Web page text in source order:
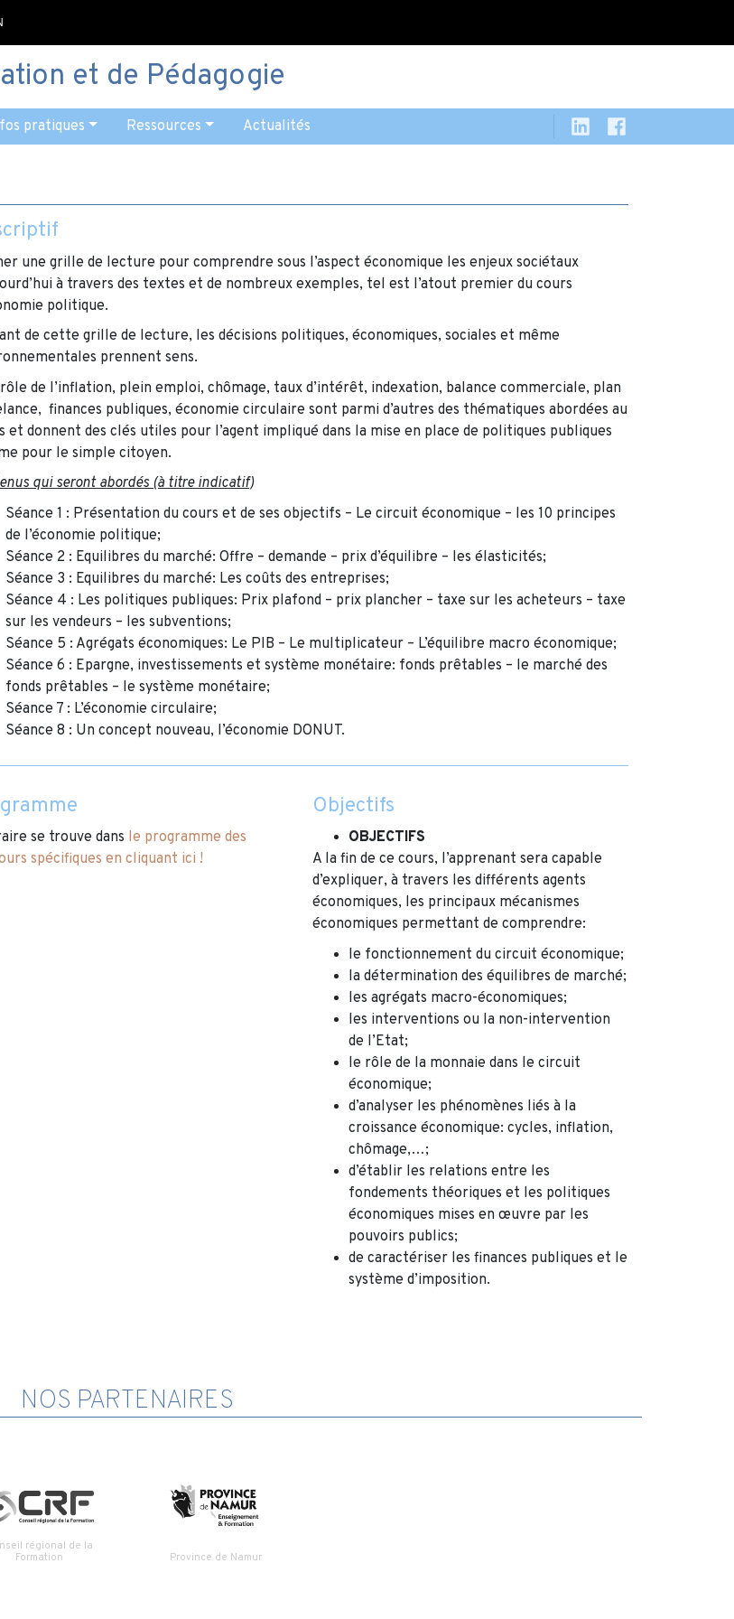
et de Pédagogie
pratiques Ressources Actualités
une grille de lecture pour comprendre sous l’aspect économique les enjeux sociétaux
à travers des textes et de nombreux exemples, tel est l’atout premier du cours
politique.
de cette grille de lecture, les décisions politiques, économiques, sociales et même
prennent sens.
de l’inflation, plein emploi, chômage, taux d’intérêt, indexation, balance commerciale, plan
finances publiques, économie circulaire sont parmi d’autres des thématiques abordées au
et donnent des clés utiles pour l’agent impliqué dans la mise en place de politiques publiques
pour le simple citoyen.
qui seront abordés (à titre indicatif)
Séance 1 : Présentation du cours et de ses objectifs – Le circuit économique – les 10 principes
de l’économie politique;
Séance 2 : Equilibres du marché: Offre – demande – prix d’équilibre – les élasticités;
Séance 3 : Equilibres du marché: Les coûts des entreprises;
Séance 4 : Les politiques publiques: Prix plafond – prix plancher – taxe sur les acheteurs – taxe
sur les vendeurs – les subventions;
Séance 5 : Agrégats économiques: Le PIB – Le multiplicateur – L’équilibre macro économique;
Séance 6 : Epargne, investissements et système monétaire: fonds prêtables – le marché des
fonds prêtables – le système monétaire;
Séance 7 : L’économie circulaire;
Séance 8 : Un concept nouveau, l’économie DONUT.
se trouve dans le programme des
spécifiques en cliquant ici !
Objectifs
OBJECTIFS
A la fin de ce cours, l’apprenant sera capable
d’expliquer, à travers les différents agents
économiques, les principaux mécanismes
économiques permettant de comprendre:
le fonctionnement du circuit économique;
la détermination des équilibres de marché;
les agrégats macro-économiques;
les interventions ou la non-intervention
de l’Etat;
le rôle de la monnaie dans le circuit
économique;
d’analyser les phénomènes liés à la
croissance économique: cycles, inflation,
chômage,…;
d’établir les relations entre les
fondements théoriques et les politiques
économiques mises en œuvre par les
pouvoirs publics;
de caractériser les finances publiques et le
système d’imposition.
NOS PARTENAIRES
régional de la
Formation
Province de Namur